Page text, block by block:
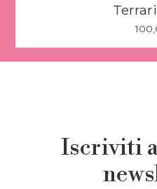
Iscriviti